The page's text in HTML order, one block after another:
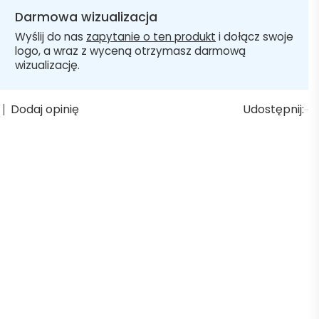
Darmowa wizualizacja
Wyślij do nas zapytanie o ten produkt i dołącz swoje
logo, a wraz z wyceną otrzymasz darmową
wizualizację.
Dodaj opinię Udostępnij: